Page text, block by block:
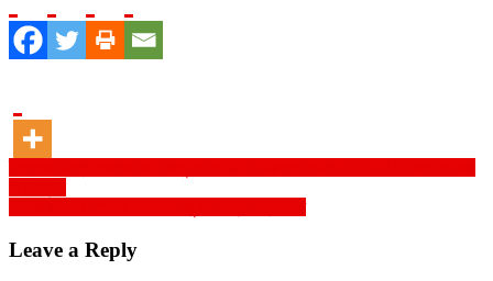
Post
navigation
Leave a Reply